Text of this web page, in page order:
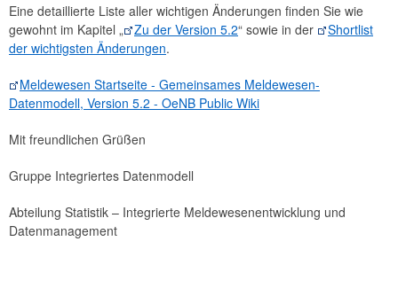
Eine detaillierte Liste aller wichtigen Änderungen finden Sie wie
gewohnt im Kapitel „
Zu der Version 5.2“ sowie in der
Shortlist
der wichtigsten Änderungen.
Meldewesen Startseite - Gemeinsames Meldewesen-
Datenmodell, Version 5.2 - OeNB Public Wiki
Mit freundlichen Grüßen
Gruppe Integriertes Datenmodell
Abteilung Statistik – Integrierte Meldewesenentwicklung und
Datenmanagement